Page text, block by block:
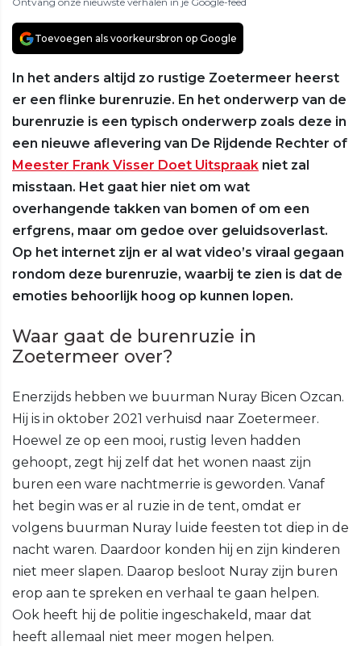
Toevoegen als voorkeursbron op Google
In het anders altijd zo rustige Zoetermeer heerst
er een flinke burenruzie. En het onderwerp van de
burenruzie is een typisch onderwerp zoals deze in
een nieuwe aflevering van De Rijdende Rechter of
Meester Frank Visser Doet Uitspraak niet zal
misstaan. Het gaat hier niet om wat
overhangende takken van bomen of om een
erfgrens, maar om gedoe over geluidsoverlast.
Op het internet zijn er al wat video’s viraal gegaan
rondom deze burenruzie, waarbij te zien is dat de
emoties behoorlijk hoog op kunnen lopen.
Waar gaat de burenruzie in
Zoetermeer over?
Enerzijds hebben we buurman Nuray Bicen Ozcan.
Hij is in oktober 2021 verhuisd naar Zoetermeer.
Hoewel ze op een mooi, rustig leven hadden
gehoopt, zegt hij zelf dat het wonen naast zijn
buren een ware nachtmerrie is geworden. Vanaf
het begin was er al ruzie in de tent, omdat er
volgens buurman Nuray luide feesten tot diep in de
nacht waren. Daardoor konden hij en zijn kinderen
niet meer slapen. Daarop besloot Nuray zijn buren
erop aan te spreken en verhaal te gaan helpen.
Ook heeft hij de politie ingeschakeld, maar dat
heeft allemaal niet meer mogen helpen.